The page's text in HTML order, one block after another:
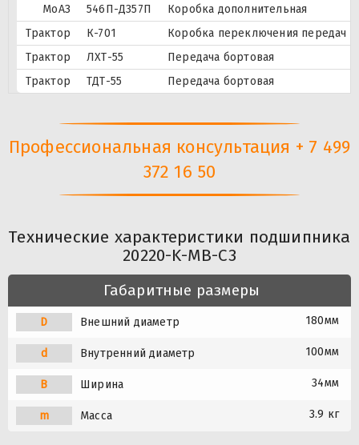
МоАЗ
546П-Д357П
Коробка дополнительная
Трактор
К-701
Коробка переключения передач
Трактор
ЛХТ-55
Передача бортовая
Трактор
ТДТ-55 Передача бортовая
Профессиональная консультация + 7 499
372 16 50
Технические характеристики подшипника
20220-K-MB-C3
Габаритные размеры
D Внешний диаметр 180мм
d Внутренний диаметр 100мм
B Ширина 34мм
m Масса 3.9 кг